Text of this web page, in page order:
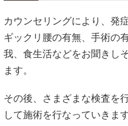
カウンセリングにより、発
ギックリ腰の有無、手術の
我、食生活などをお聞きし
ます。
その後、さまざまな検査を
して施術を行なっていきます